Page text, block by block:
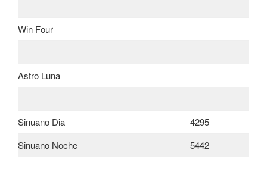
Win Four
Astro Luna
Sinuano Dia
4295
Sinuano Noche
5442